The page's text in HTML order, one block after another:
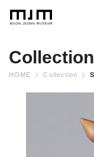
Collection
HOME Collection